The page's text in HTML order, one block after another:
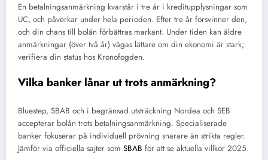
En betalningsanmärkning kvarstår i tre år i kreditupplysningar som
UC, och påverkar under hela perioden. Efter tre år försvinner den,
och din chans till bolån förbättras markant. Under tiden kan äldre
anmärkningar (över två år) vägas lättare om din ekonomi är stark;
verifiera din status hos Kronofogden.
Vilka banker lånar ut trots anmärkning?
Bluestep, SBAB och i begränsad utsträckning Nordea och SEB
accepterar bolån trots betalningsanmärkning. Specialiserade
banker fokuserar på individuell prövning snarare än strikta regler.
Jämför via officiella sajter som SBAB för att se aktuella villkor 2025.